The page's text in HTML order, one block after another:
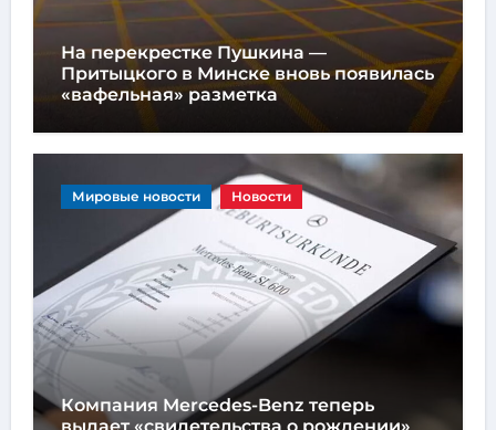
На перекрестке Пушкина —
Притыцкого в Минске вновь появилась
«вафельная» разметка
Мировые новости Новости
Компания Mercedes-Benz теперь